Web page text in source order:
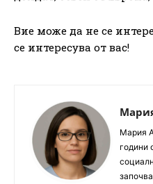
Вие може да не се
се интересува от вас!
Мария
години